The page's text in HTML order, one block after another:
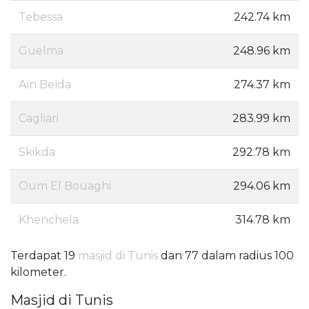
Tebessa 242.74 km
Guelma 248.96 km
Aïn Beïda 274.37 km
Cagliari 283.99 km
Skikda 292.78 km
Oum El Bouaghi 294.06 km
Khenchela 314.78 km
Terdapat 19 masjid di Tunis dan 77 dalam radius 100
kilometer.
Masjid di Tunis